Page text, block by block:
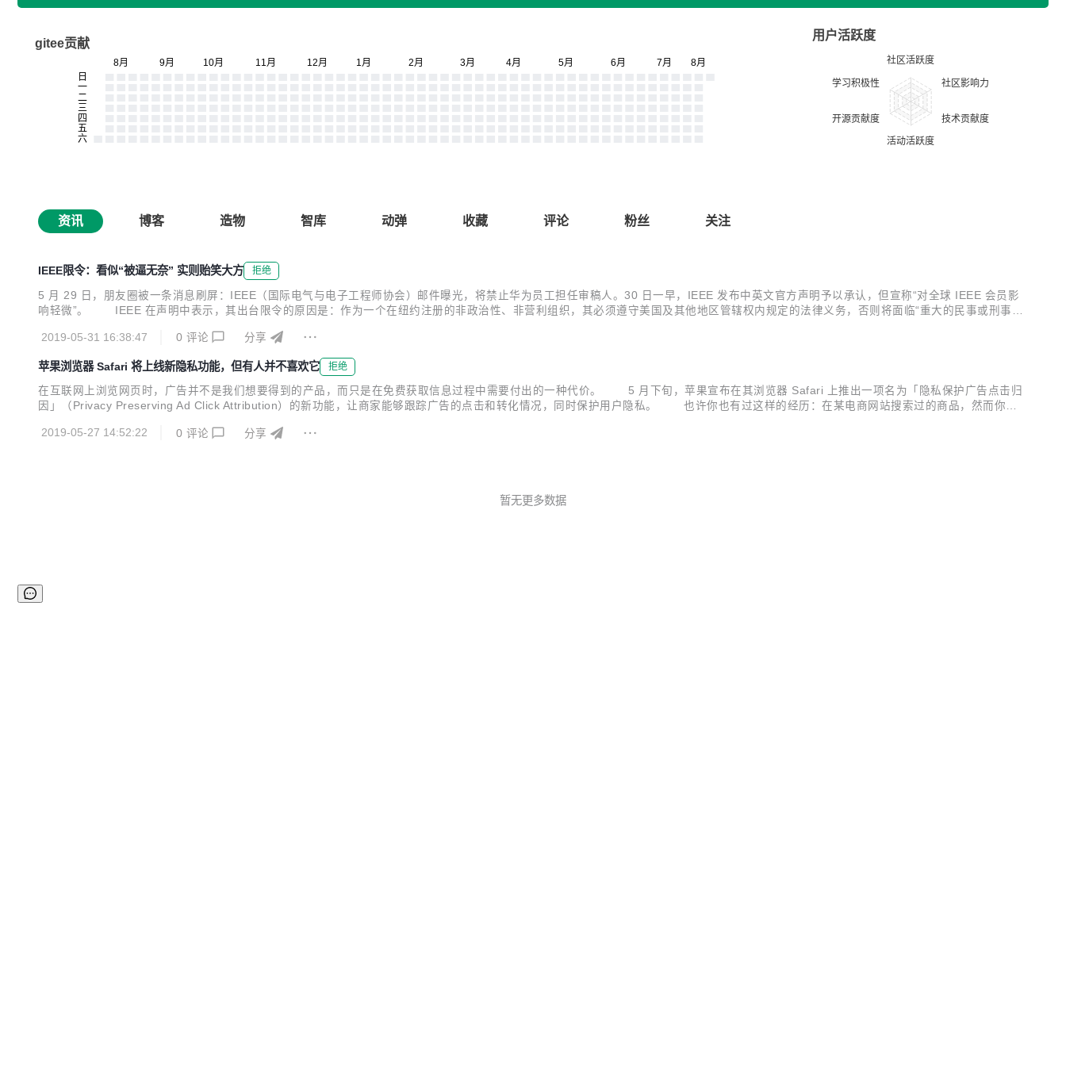
gitee贡献
用户活跃度
资讯 博客 造物 智库 动弹 收藏 评论 粉丝 关注
IEEE限令：看似“被逼无奈” 实则贻笑大方 拒绝
5 月 29 日，朋友圈被一条消息刷屏：IEEE（国际电气与电子工程师协会）邮件曝光，将禁止华为员工担任审稿人。30 日一早，IEEE 发布中英文官方声明予以承认，但宣称“对全球 IEEE 会员影
响轻微”。 IEEE 在声明中表示，其出台限令的原因是：作为一个在纽约注册的非政治性、非营利组织，其必须遵守美国及其他地区管辖权内规定的法律义务，否则将面临“重大的民事或刑事处
流与合作，应该是 IEEE 存在的根本...
2019-05-31 16:38:47 0 评论 分享
苹果浏览器 Safari 将上线新隐私功能，但有人并不喜欢它 拒绝
在互联网上浏览网页时，广告并不是我们想要得到的产品，而只是在免费获取信息过程中需要付出的一种代价。 5 月下旬，苹果宣布在其浏览器 Safari 上推出一项名为「隐私保护广告点击归
因」（Privacy Preserving Ad Click Attribution）的新功能，让商家能够跟踪广告的点击和转化情况，同时保护用户隐私。 也许你也有过这样的经历：在某电商网站搜索过的商品，然而你浏
自：apple 比如我...
2019-05-27 14:52:22 0 评论 分享
暂无更多数据